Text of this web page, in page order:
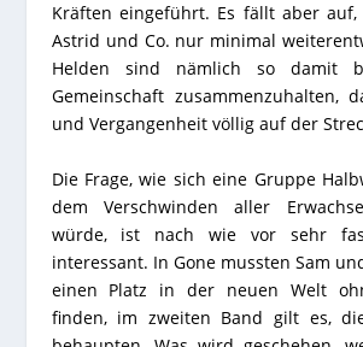
Kräften eingeführt. Es fällt aber auf,
Astrid und Co. nur minimal
Helden sind nämlich so damit
Gemeinschaft zusammenzuhalten,
und Vergangenheit völlig auf der
Die Frage, wie sich eine Gruppe
dem Verschwinden aller
würde, ist nach wie vor sehr
interessant. In Gone mussten Sam
einen Platz in der neuen Welt
finden, im zweiten Band gilt es,